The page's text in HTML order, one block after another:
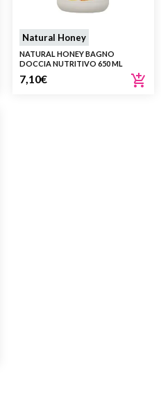
Natural Honey
NATURAL HONEY BAGNO
DOCCIA NUTRITIVO 650 ML
7,10€